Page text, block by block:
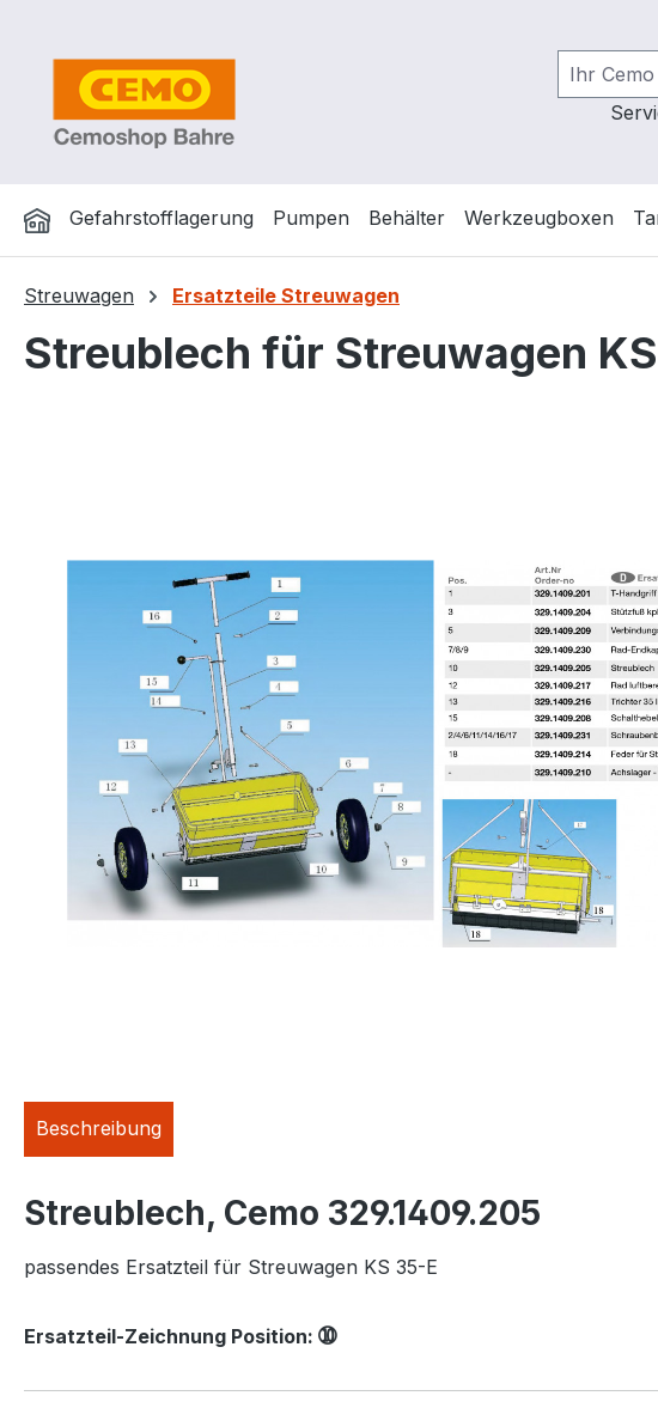
Gefahrstofflagerung Pumpen Behälter Werkzeugboxen
Streuwagen Ersatzteile Streuwagen
Streublech für Streuwagen
Beschreibung
Streublech, Cemo 329.1409.205
passendes Ersatzteil für Streuwagen KS 35-E
Ersatzteil-Zeichnung Position: ➉